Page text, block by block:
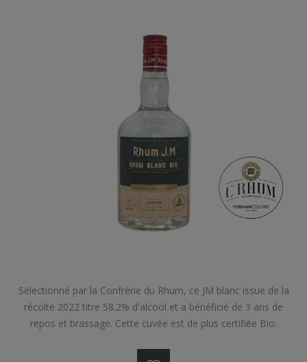
Sélectionné par la Confrérie du Rhum, ce JM blanc issue de la
récolte 2022 titre 58.2% d'alcool et a bénéficié de 3 ans de
repos et brassage. Cette cuvée est de plus certifiée Bio.